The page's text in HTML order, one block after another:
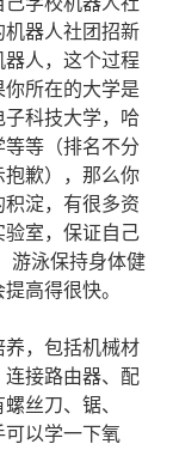
机器人社团招新
人，这个过程
所在的大学是
科技大学，哈
等（排名不分
抱歉），那么你
淀，有很多资
室，保证自己
游泳保持身体健
高得很快。
养，包括机械材
接路由器、配
丝刀、锯、
以学一下氧